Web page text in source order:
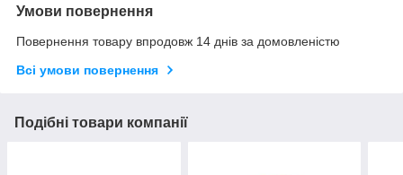
Умови повернення
Повернення товару впродовж 14 днів за домовленістю
Всі умови повернення
Подібні товари компанії